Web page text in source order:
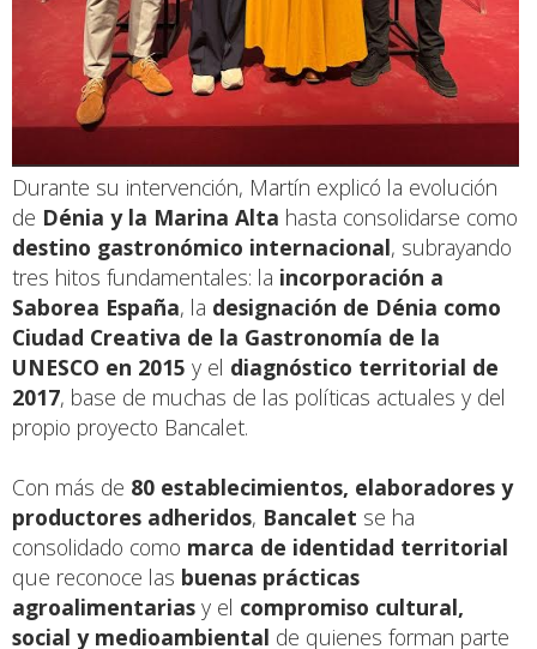
Durante su intervención, Martín explicó la evolución
de Dénia y la Marina Alta hasta consolidarse como
destino gastronómico internacional, subrayando
tres hitos fundamentales: la incorporación a
Saborea España, la designación de Dénia como
Ciudad Creativa de la Gastronomía de la
UNESCO en 2015 y el diagnóstico territorial de
2017, base de muchas de las políticas actuales y del
propio proyecto Bancalet.
Con más de 80 establecimientos, elaboradores y
productores adheridos, Bancalet se ha
consolidado como marca de identidad territorial
que reconoce las buenas prácticas
agroalimentarias y el compromiso cultural,
social y medioambiental de quienes forman parte